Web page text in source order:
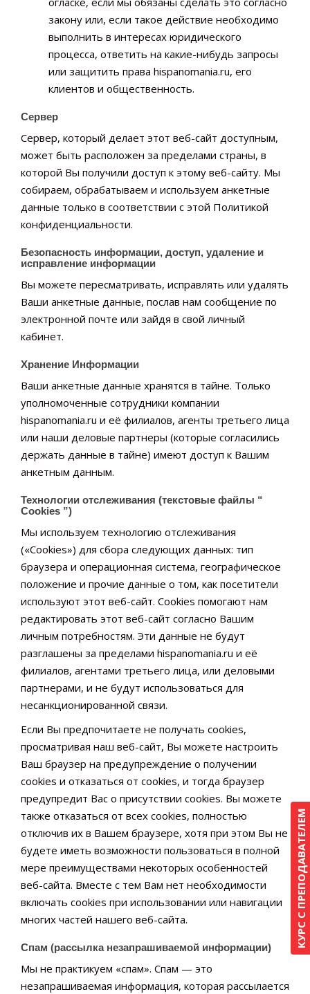
КУРС С ПРЕПОДАВАТЕЛЕМ
закону или, если такое действие необходимо
выполнить в интересах юридического
процесса, ответить на какие-нибудь запросы
или защитить права hispanomania.ru, его
клиентов и общественность.
Сервер
Сервер, который делает этот веб-сайт доступным,
может быть расположен за пределами страны, в
которой Вы получили доступ к этому веб-сайту. Мы
собираем, обрабатываем и используем анкетные
данные только в соответствии с этой Политикой
конфиденциальности.
Безопасность информации, доступ, удаление и
исправление информации
Вы можете пересматривать, исправлять или удалять
Ваши анкетные данные, послав нам сообщение по
электронной почте или зайдя в свой личный
кабинет.
Хранение Информации
Ваши анкетные данные хранятся в тайне. Только
уполномоченные сотрудники компании
hispanomania.ru и её филиалов, агенты третьего лица
или наши деловые партнеры (которые согласились
держать данные в тайне) имеют доступ к Вашим
анкетным данным.
Технологии отслеживания (текстовые файлы “
Cookies ”)
Мы используем технологию отслеживания
(«Cookies») для сбора следующих данных: тип
браузера и операционная система, географическое
положение и прочие данные о том, как посетители
используют этот веб-сайт. Cookies помогают нам
редактировать этот веб-сайт согласно Вашим
личным потребностям. Эти данные не будут
разглашены за пределами hispanomania.ru и её
филиалов, агентами третьего лица, или деловыми
партнерами, и не будут использоваться для
несанкционированной связи.
Если Вы предпочитаете не получать cookies,
просматривая наш веб-сайт, Вы можете настроить
Ваш браузер на предупреждение о получении
cookies и отказаться от cookies, и тогда браузер
предупредит Вас о присутствии cookies. Вы можете
также отказаться от всех cookies, полностью
отключив их в Вашем браузере, хотя при этом Вы не
будете иметь возможности пользоваться в полной
мере преимуществами некоторых особенностей
веб-сайта. Вместе с тем Вам нет необходимости
включать cookies при использовании или навигации
многих частей нашего веб-сайта.
Спам (рассылка незапрашиваемой информации)
Мы не практикуем «спам». Спам — это
незапрашиваемая информация, которая рассылается